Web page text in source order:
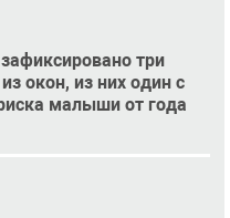
три
окон, из них один с
малыши от года